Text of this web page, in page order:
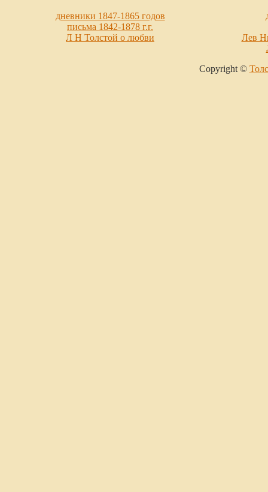
дневники 1847-1865 годов
письма 1842-1878 г.г.
Л Н Толстой о любви
Лев
Copyright ©